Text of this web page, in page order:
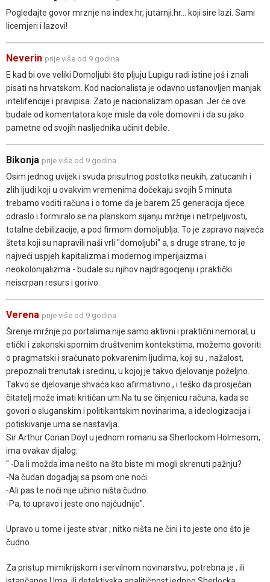
Pogledajte govor mrznje na index.hr, jutarnji.hr... koji sire lazi. Sami
licemjeri i lazovi!
Neverin prije više od 9 godina
E kad bi ove veliki Domoljubi što pljuju Lupigu radi istine još i znali
pisati na hrvatskom. Kod nacionalista je odavno ustanovljen manjak
intelifencije i pravipisa. Zato je nacionalizam opasan. Jer će ove
budale od komentatora koje misle da vole domovini i da su jako
pametne od svojih nasljednika učinit debile.
Bikonja prije više od 9 godina
Osim jednog uvijek i svuda prisutnog postotka neukih, zatucanih i
zlih ljudi koji u ovakvim vremenima dočekaju svojih 5 minuta
trebamo voditi računa i o tome da je barem 25 generacija djece
odraslo i formiralo se na planskom sijanju mržnje i netrpeljivosti,
totalne debilizacije, a pod firmom domoljublja. To je zapravo najveća
šteta koji su napravili naši vrli "domoljubi" a, s druge strane, to je
najveći uspjeh kapitalizma i modernog imperijaizma i
neokolonijalizma - budale su njihov najdragocjeniji i praktički
neiscrpan resurs i gorivo.
Verena prije više od 9 godina
Širenje mržnje po portalima nije samo aktivni i praktični nemoral; u
etički i zakonski spornim društvenim kontekstima, možemo govoriti
o pragmatski i sračunato pokvarenim ljudima, koji su , nažalost,
prepoznali trenutak i sredinu, u kojoj je takvo djelovanje poželjno.
Takvo se djelovanje shvaća kao afirmativno , i teško da prosječan
čitatelj može imati kritičan um.Na tu se činjenicu računa, kada se
govori o sluganskim i politikantskim novinarima, a ideologizacija i
potiskivanje uma se nastavlja.
Sir Arthur Conan Doyl u jednom romanu sa Sherlockom Holmesom,
ima ovakav dijalog:
" -Da li možda ima nešto na što biste mi mogli skrenuti pažnju?
-Na čudan dogadjaj sa psom one noći.
-Ali pas te noći nije učinio ništa čudno.
-Pa, to upravo i jeste ono najčudnije".
Upravo u tome i jeste stvar ; nitko ništa ne čini i to jeste ono što je
čudno.
Za pristup mimikrijskom i servilnom novinarstvu, potrebna je , ili